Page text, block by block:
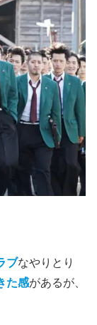
ブなやりとり
た感があるが、